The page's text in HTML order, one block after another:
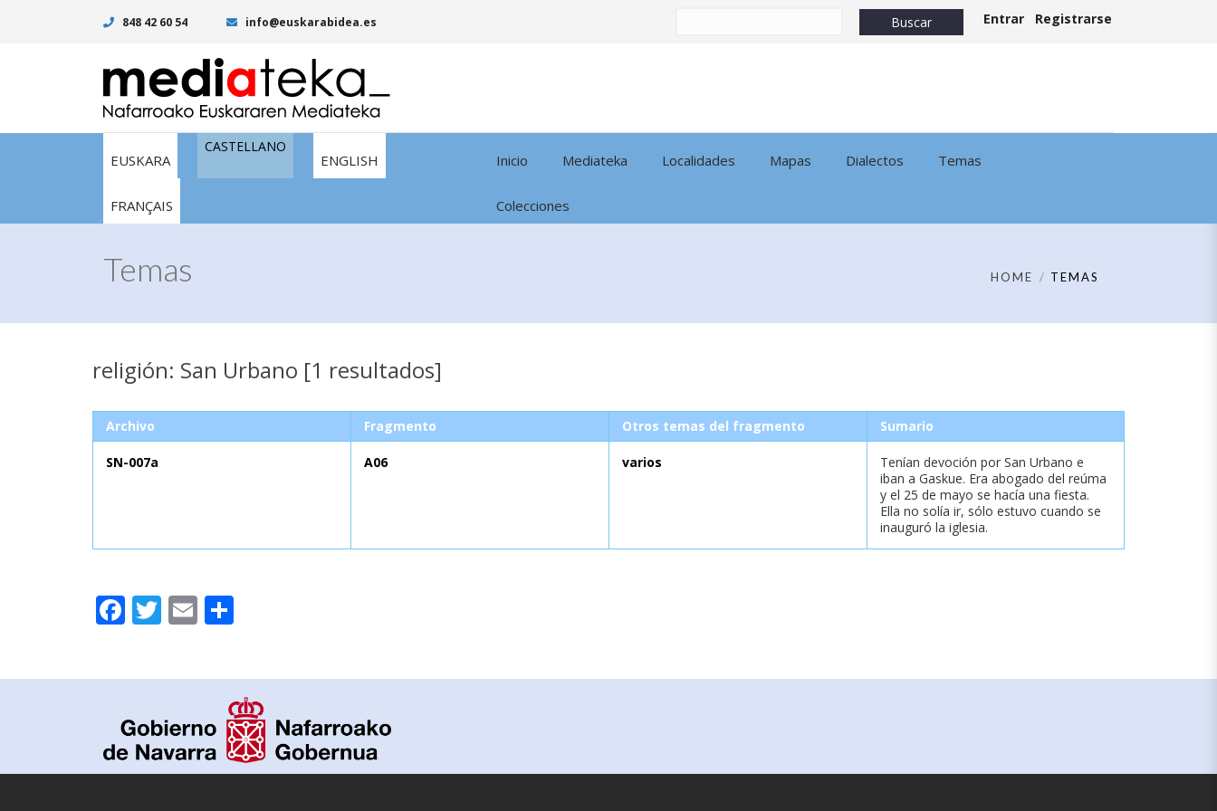
848 42 60 54 info@euskarabidea.es Entrar Registrarse
EUSKARA
CASTELLANO
ENGLISH
FRANÇAIS
Inicio Mediateka Localidades Mapas Dialectos Temas
Colecciones
Temas HOME TEMAS
religión: San Urbano [1 resultados]
Archivo Fragmento Otros temas del fragmento Sumario
SN-007a A06 varios
Tenían devoción por San Urbano e
iban a Gaskue. Era abogado del reúma
y el 25 de mayo se hacía una fiesta.
Ella no solía ir, sólo estuvo cuando se
inauguró la iglesia.
Facebook
Twitter
Email